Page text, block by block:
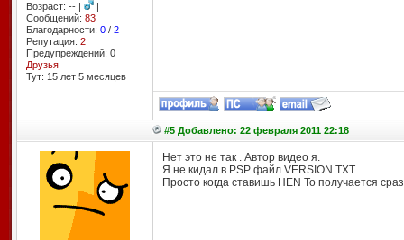
Возраст: -- |
|
Сообщений: 83
Благодарности: 0/ 2
Репутация: 2
Предупреждений: 0
Друзья
Тут: 15 лет 5 месяцев
#5 Добавлено: 22 февраля 2011 22:18
Нет это не так . Автор видео я.
Я не кидал в PSP файл VERSION.TXT.
Просто когда ставишь HEN То получается